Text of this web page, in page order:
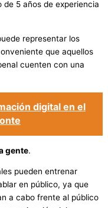
5 años de experiencia
representar los
que aquellos
cuenten con una
digital en el
gente.
pueden entrenar
en público, ya que
a cabo frente al público